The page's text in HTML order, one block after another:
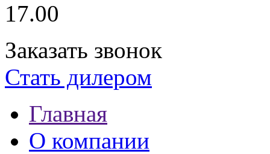
17.00
Заказать звонок
Стать дилером
Главная
О компании